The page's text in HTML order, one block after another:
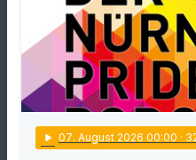
play_arrow 07. August 2026 00:00 ·